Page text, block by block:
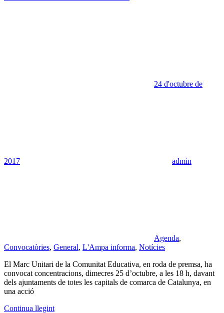
24 d'octubre de
2017 admin
Agenda,
Convocatòries, General, L'Ampa informa, Notícies
El Marc Unitari de la Comunitat Educativa, en roda de premsa, ha
convocat concentracions, dimecres 25 d’octubre, a les 18 h, davant
dels ajuntaments de totes les capitals de comarca de Catalunya, en
una acció
Continua llegint